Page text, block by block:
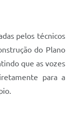
pelos técnicos
do Plano
que as vozes
para a